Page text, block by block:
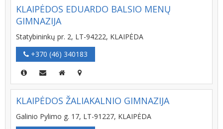
KLAIPĖDOS EDUARDO BALSIO MENŲ
GIMNAZIJA
Statybininkų pr. 2, LT-94222, KLAIPĖDA
+370 (46) 340183
KLAIPĖDOS ŽALIAKALNIO GIMNAZIJA
Galinio Pylimo g. 17, LT-91227, KLAIPĖDA